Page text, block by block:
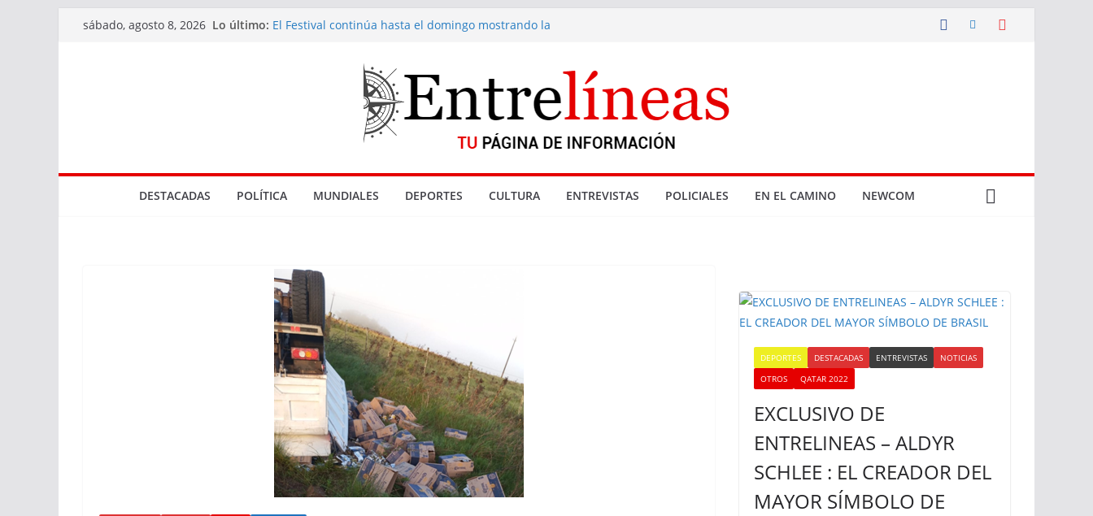
Saltarsábado, agosto 8, 2026 Lo último: El Festival continúa hasta el domingo mostrando la
Tres bocas de venta de drogas cerradas en La Paloma
El Marco de los Reyes
Parque NBA en Gramado
DESTACADAS POLÍTICA MUNDIALES DEPORTES CULTURA ENTREVISTAS POLICIALES EN EL CAMINO NEWCOM
DEPORTES DESTACADAS ENTREVISTAS
NOTICIAS
OTROS
QATAR 2022
EXCLUSIVO DE
ENTRELINEAS – ALDYR
SCHLEE : EL CREADOR DEL
MAYOR SÍMBOLO DE